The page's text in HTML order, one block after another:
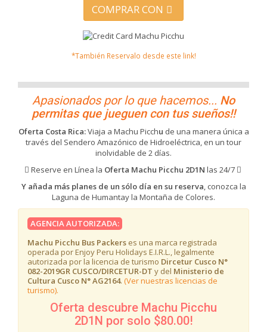
COMPRAR CON
*También Reservalo desde este link!
Apasionados por lo que hacemos... No
permitas que jueguen con tus sueños!!
Oferta Costa Rica:Viaja a Machu Picchu de una manera única a
través del Sendero Amazónico de Hidroeléctrica, en un tour
inolvidable de 2 días.
Reserve en Línea la Oferta Machu Picchu 2D1N las 24/7
Y añada más planes de un sólo día en su reserva, conozca la
Laguna de Humantay la Montaña de Colores.
AGENCIA AUTORIZADA:
Machu Picchu Bus Packers es una marca registrada
operada por Enjoy Peru Holidays E.I.R.L., legalmente
autorizada por la licencia de turismo Dircetur Cusco N°
082-2019GR CUSCO/DIRCETUR-DT y del Ministerio de
Cultura Cusco N° AG2164. (Ver nuestras licencias de
turismo).
Oferta descubre Machu Picchu
2D1N por solo $80.00!